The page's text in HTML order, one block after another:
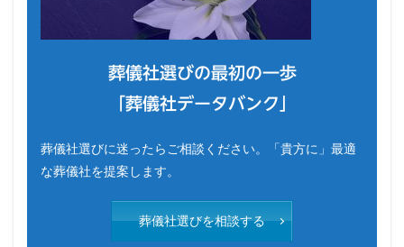
葬儀社選びの最初の一歩
「葬儀社データバンク」
葬儀社選びに迷ったらご相談ください。「貴方に」最適
な葬儀社を提案します。
葬儀社選びを相談する